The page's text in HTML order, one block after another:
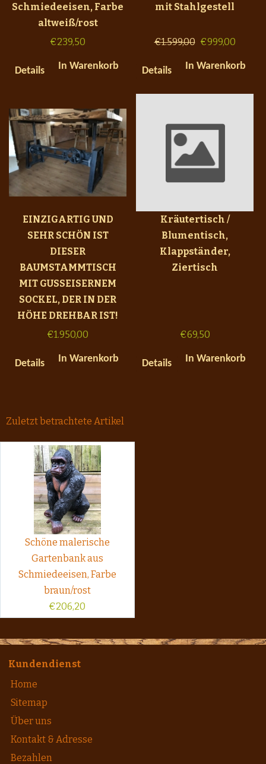
Schmiedeeisen, Farbe
altweiß/rost
€239,50
Details In Warenkorb
mit Stahlgestell
€1.599,00 €999,00
Details In Warenkorb
EINZIGARTIG UND
SEHR SCHÖN IST
DIESER
BAUMSTAMMTISCH
MIT GUSSEISERNEM
SOCKEL, DER IN DER
HÖHE DREHBAR IST!
€1.950,00
Details In Warenkorb
Kräutertisch /
Blumentisch,
Klappständer,
Ziertisch
€69,50
Details In Warenkorb
Zuletzt betrachtete Artikel
Schöne malerische
Gartenbank aus
Schmiedeeisen, Farbe
braun/rost
€206,20
Kundendienst
Home
Sitemap
Über uns
Kontakt & Adresse
Bezahlen